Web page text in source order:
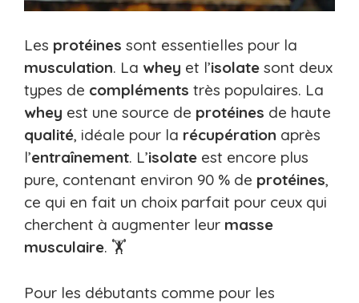
Les protéines sont essentielles pour la
musculation. La whey et l’isolate sont deux
types de compléments très populaires. La
whey est une source de protéines de haute
qualité, idéale pour la récupération après
l’entraînement. L’isolate est encore plus
pure, contenant environ 90 % de protéines,
ce qui en fait un choix parfait pour ceux qui
cherchent à augmenter leur masse
musculaire. 🏋️
Pour les débutants comme pour les